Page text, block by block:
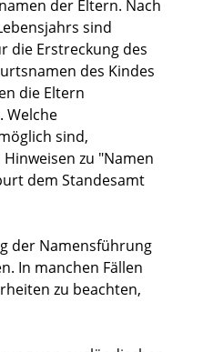
der Eltern. Nach
sind
die Erstreckung des
des Kindes
die Eltern
Welche
sind,
zu "Namen
dem Standesamt
der Namensführung
In manchen Fällen
zu beachten,